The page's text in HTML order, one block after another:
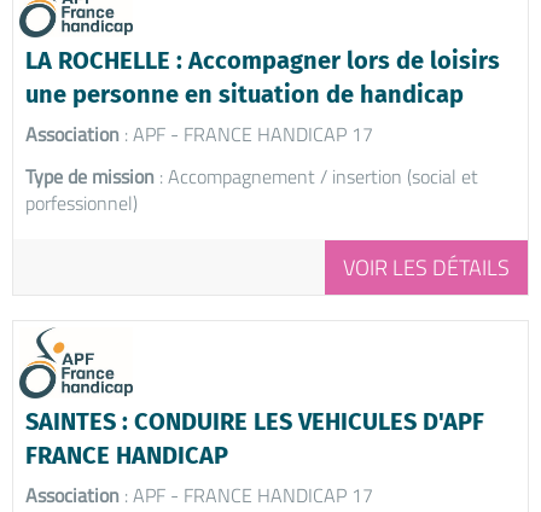
LA ROCHELLE : Accompagner lors de loisirs
une personne en situation de handicap
Association : APF - FRANCE HANDICAP 17
Type de mission : Accompagnement / insertion (social et
porfessionnel)
VOIR LES DÉTAILS
SAINTES : CONDUIRE LES VEHICULES D'APF
FRANCE HANDICAP
Association : APF - FRANCE HANDICAP 17